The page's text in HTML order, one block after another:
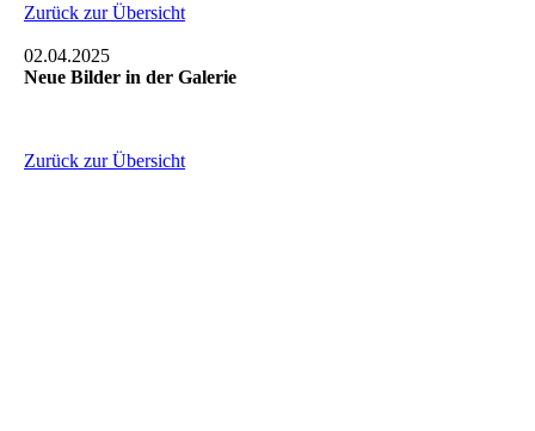
Zurück zur Übersicht
02.04.2025
Neue Bilder in der Galerie
Zurück zur Übersicht